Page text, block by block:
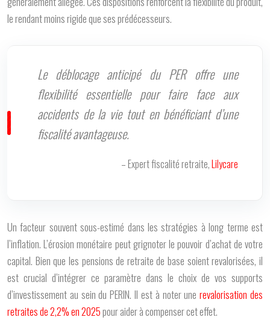
le rendant moins rigide que ses prédécesseurs.
Le déblocage anticipé du PER offre une
flexibilité essentielle pour faire face aux
accidents de la vie tout en bénéficiant d’une
fiscalité avantageuse.
– Expert fiscalité retraite,Lilycare
Un facteur souvent sous-estimé dans les stratégies à long terme est
l’inflation. L’érosion monétaire peut grignoter le pouvoir d’achat de votre
capital. Bien que les pensions de retraite de base soient revalorisées, il
est crucial d’intégrer ce paramètre dans le choix de vos supports
d’investissement au sein du PERIN. Il est à noter unerevalorisation des
retraites de 2,2% en 2025pour aider à compenser cet effet.